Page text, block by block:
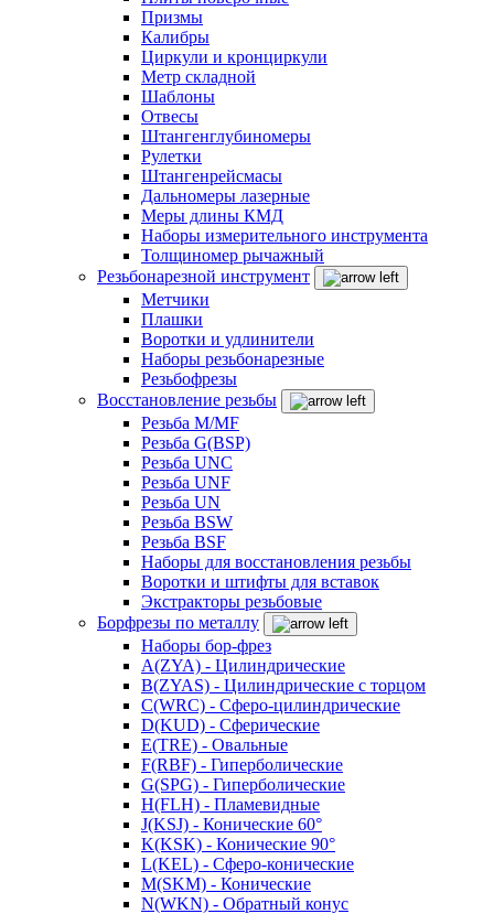
Призмы
Калибры
Циркули и кронциркули
Метр складной
Шаблоны
Отвесы
Штангенглубиномеры
Рулетки
Штангенрейсмасы
Дальномеры лазерные
Меры длины КМД
Наборы измерительного инструмента
Толщиномер рычажный
Резьбонарезной инструмент
Метчики
Плашки
Воротки и удлинители
Наборы резьбонарезные
Резьбофрезы
Восстановление резьбы
Резьба M/MF
Резьба G(BSP)
Резьба UNC
Резьба UNF
Резьба UN
Резьба BSW
Резьба BSF
Наборы для восстановления резьбы
Воротки и штифты для вставок
Экстракторы резьбовые
Борфрезы по металлу
Наборы бор-фрез
A(ZYA) - Цилиндрические
B(ZYAS) - Цилиндрические с торцом
C(WRC) - Сферо-цилиндрические
D(KUD) - Сферические
E(TRE) - Овальные
F(RBF) - Гиперболические
G(SPG) - Гиперболические
H(FLH) - Пламевидные
J(KSJ) - Конические 60°
K(KSK) - Конические 90°
L(KEL) - Сферо-конические
M(SKM) - Конические
N(WKN) - Обратный конус